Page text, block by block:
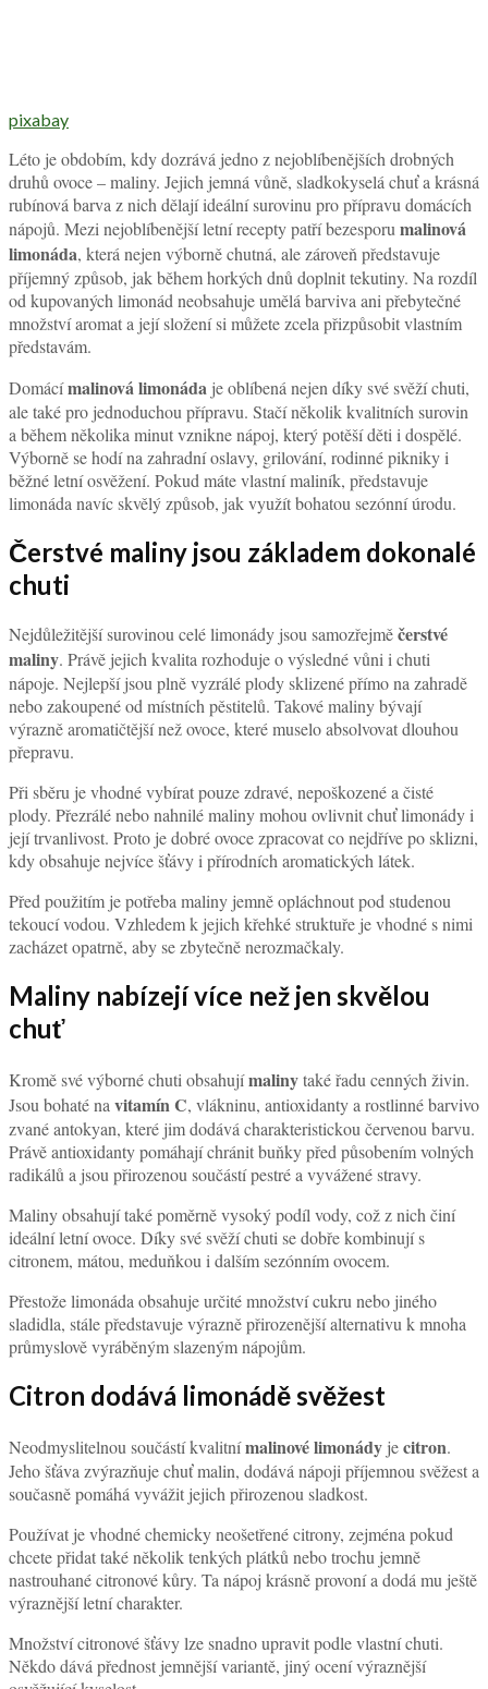
pixabay
Léto je obdobím, kdy dozrává jedno z nejoblíbenějších drobných
druhů ovoce – maliny. Jejich jemná vůně, sladkokyselá chuť a krásná
rubínová barva z nich dělají ideální surovinu pro přípravu domácích
nápojů. Mezi nejoblíbenější letní recepty patří bezesporu malinová
limonáda, která nejen výborně chutná, ale zároveň představuje
příjemný způsob, jak během horkých dnů doplnit tekutiny. Na rozdíl
od kupovaných limonád neobsahuje umělá barviva ani přebytečné
množství aromat a její složení si můžete zcela přizpůsobit vlastním
představám.
Domácímalinová limonáda je oblíbená nejen díky své svěží chuti,
ale také pro jednoduchou přípravu. Stačí několik kvalitních surovin
a během několika minut vznikne nápoj, který potěší děti i dospělé.
Výborně se hodí na zahradní oslavy, grilování, rodinné pikniky i
běžné letní osvěžení. Pokud máte vlastní maliník, představuje
limonáda navíc skvělý způsob, jak využít bohatou sezónní úrodu.
Čerstvé maliny jsou základem dokonalé
chuti
Nejdůležitější surovinou celé limonády jsou samozřejměčerstvé
maliny. Právě jejich kvalita rozhoduje o výsledné vůni i chuti
nápoje. Nejlepší jsou plně vyzrálé plody sklizené přímo na zahradě
nebo zakoupené od místních pěstitelů. Takové maliny bývají
výrazně aromatičtější než ovoce, které muselo absolvovat dlouhou
přepravu.
Při sběru je vhodné vybírat pouze zdravé, nepoškozené a čisté
plody. Přezrálé nebo nahnilé maliny mohou ovlivnit chuť limonády i
její trvanlivost. Proto je dobré ovoce zpracovat co nejdříve po sklizni,
kdy obsahuje nejvíce šťávy i přírodních aromatických látek.
Před použitím je potřeba maliny jemně opláchnout pod studenou
tekoucí vodou. Vzhledem k jejich křehké struktuře je vhodné s nimi
zacházet opatrně, aby se zbytečně nerozmačkaly.
Maliny nabízejí více než jen skvělou
chuť
Kromě své výborné chuti obsahujímalinytaké řadu cenných živin.
Jsou bohaté navitamín C, vlákninu, antioxidanty a rostlinné barvivo
zvané antokyan, které jim dodává charakteristickou červenou barvu.
Právě antioxidanty pomáhají chránit buňky před působením volných
radikálů a jsou přirozenou součástí pestré a vyvážené stravy.
Maliny obsahují také poměrně vysoký podíl vody, což z nich činí
ideální letní ovoce. Díky své svěží chuti se dobře kombinují s
citronem, mátou, meduňkou i dalším sezónním ovocem.
Přestože limonáda obsahuje určité množství cukru nebo jiného
sladidla, stále představuje výrazně přirozenější alternativu k mnoha
průmyslově vyráběným slazeným nápojům.
Citron dodává limonádě svěžest
Neodmyslitelnou součástí kvalitnímalinové limonády jecitron.
Jeho šťáva zvýrazňuje chuť malin, dodává nápoji příjemnou svěžest a
současně pomáhá vyvážit jejich přirozenou sladkost.
Používat je vhodné chemicky neošetřené citrony, zejména pokud
chcete přidat také několik tenkých plátků nebo trochu jemně
nastrouhané citronové kůry. Ta nápoj krásně provoní a dodá mu ještě
výraznější letní charakter.
Množství citronové šťávy lze snadno upravit podle vlastní chuti.
Někdo dává přednost jemnější variantě, jiný ocení výraznější